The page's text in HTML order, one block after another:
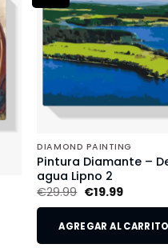
DIAMOND PAINTING
Pintura Diamante –
agua Lipno 2
€29.99 €19.99
AGREGAR AL CARRITO